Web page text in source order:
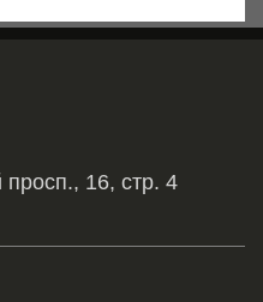
просп., 16, стр. 4